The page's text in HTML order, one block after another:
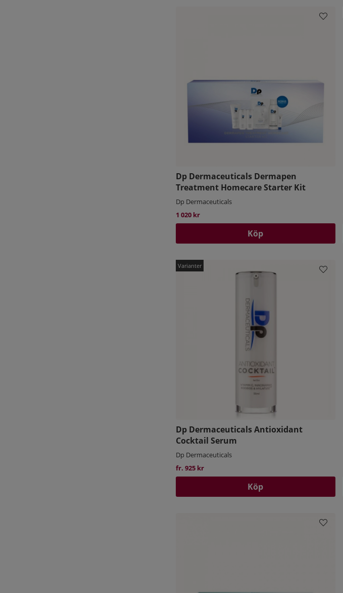
Dp Dermaceuticals Dermapen
Treatment Homecare Starter Kit
Dp Dermaceuticals
1 020 kr
Köp
Dp Dermaceuticals Antioxidant
Cocktail Serum
Dp Dermaceuticals
fr. 925 kr
Köp